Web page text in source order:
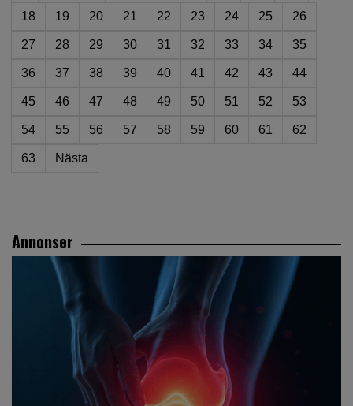
18 19 20 21 22 23 24 25 26
27 28 29 30 31 32 33 34 35
36 37 38 39 40 41 42 43 44
45 46 47 48 49 50 51 52 53
54 55 56 57 58 59 60 61 62
63 Nästa
Annonser